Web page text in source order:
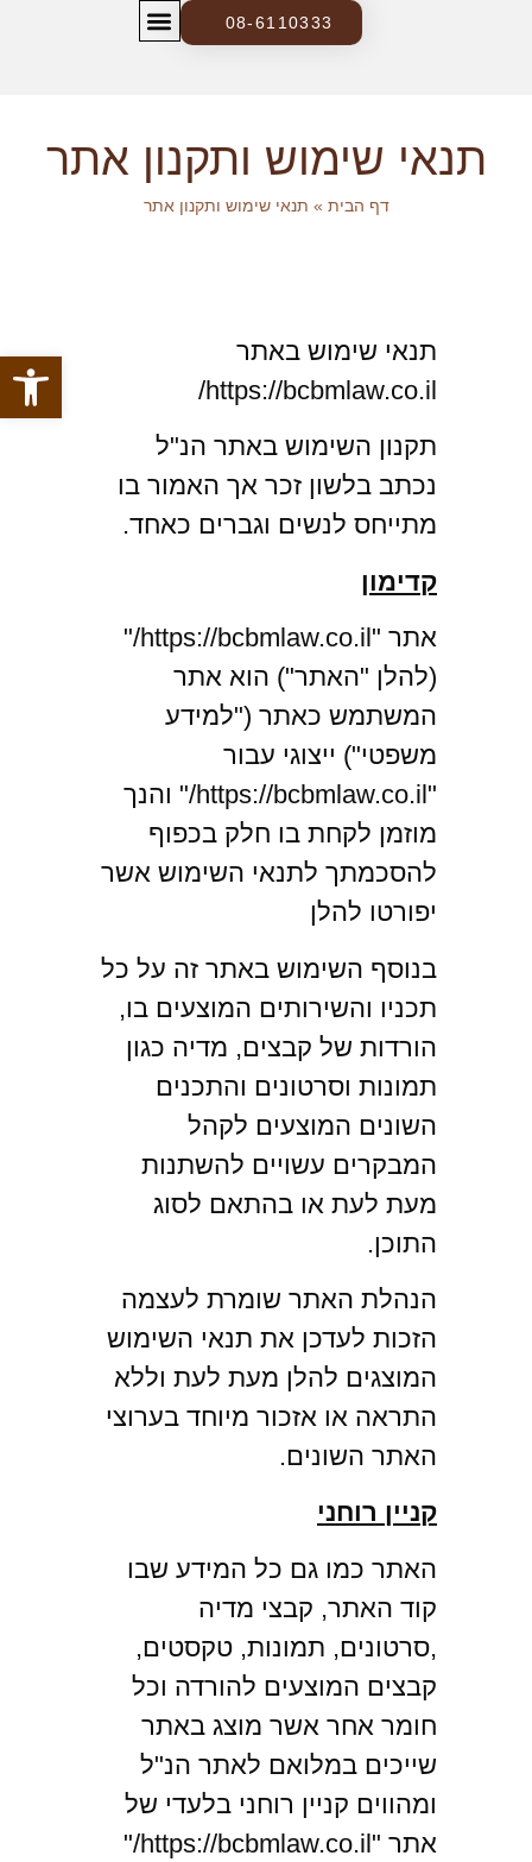
08-6110333
תנאי שימוש ותקנון אתר
דף הבית » תנאי שימוש ותקנון אתר
תנאי שימוש באתר
https://bcbmlaw.co.il/
תקנון השימוש באתר הנ"ל
נכתב בלשון זכר אך האמור בו
מתייחס לנשים וגברים כאחד.
קדימון
אתר "https://bcbmlaw.co.il/"
(להלן "האתר") הוא אתר
המשתמש כאתר ("למידע
משפטי") ייצוגי עבור
"https://bcbmlaw.co.il/" והנך
מוזמן לקחת בו חלק בכפוף
להסכמתך לתנאי השימוש אשר
יפורטו להלן
בנוסף השימוש באתר זה על כל
תכניו והשירותים המוצעים בו,
הורדות של קבצים, מדיה כגון
תמונות וסרטונים והתכנים
השונים המוצעים לקהל
המבקרים עשויים להשתנות
מעת לעת או בהתאם לסוג
התוכן.
הנהלת האתר שומרת לעצמה
הזכות לעדכן את תנאי השימוש
המוצגים להלן מעת לעת וללא
התראה או אזכור מיוחד בערוצי
האתר השונים.
קניין רוחני
האתר כמו גם כל המידע שבו
קוד האתר, קבצי מדיה
,סרטונים, תמונות, טקסטים,
קבצים המוצעים להורדה וכל
חומר אחר אשר מוצג באתר
שייכים במלואם לאתר הנ"ל
ומהווים קניין רוחני בלעדי של
אתר "https://bcbmlaw.co.il/"
פתח